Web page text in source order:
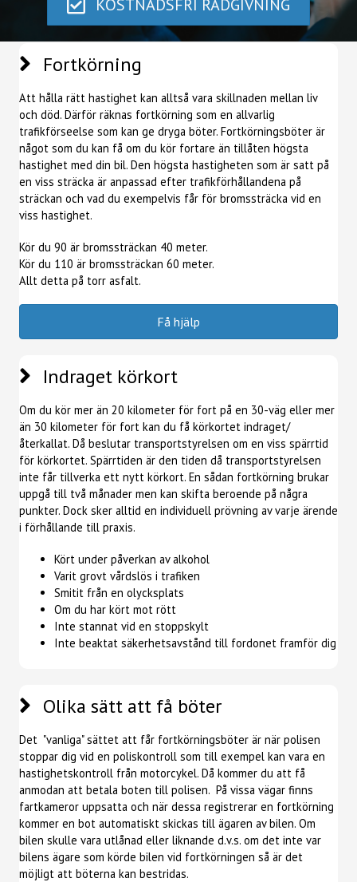
KOSTNADSFRI RÅDGIVNING
Fortkörning
Att hålla rätt hastighet kan alltså vara skillnaden mellan liv
och död. Därför räknas fortkörning som en allvarlig
trafikförseelse som kan ge dryga böter. Fortkörningsböter är
något som du kan få om du kör fortare än tillåten högsta
hastighet med din bil. Den högsta hastigheten som är satt på
en viss sträcka är anpassad efter trafikförhållandena på
sträckan och vad du exempelvis får för bromssträcka vid en
viss hastighet.
Kör du 90 är bromssträckan 40 meter.
Kör du 110 är bromssträckan 60 meter.
Allt detta på torr asfalt.
Få hjälp
Indraget körkort
Om du kör mer än 20 kilometer för fort på en 30-väg eller mer
än 30 kilometer för fort kan du få körkortet indraget/
återkallat. Då beslutar transportstyrelsen om en viss spärrtid
för körkortet. Spärrtiden är den tiden då transportstyrelsen
inte får tillverka ett nytt körkort. En sådan fortkörning brukar
uppgå till två månader men kan skifta beroende på några
punkter. Dock sker alltid en individuell prövning av varje ärende
i förhållande till praxis.
Kört under påverkan av alkohol
Varit grovt vårdslös i trafiken
Smitit från en olycksplats
Om du har kört mot rött
Inte stannat vid en stoppskylt
Inte beaktat säkerhetsavstånd till fordonet framför dig
Olika sätt att få böter
Det "vanliga" sättet att får fortkörningsböter är när polisen
stoppar dig vid en poliskontroll som till exempel kan vara en
hastighetskontroll från motorcykel. Då kommer du att få
anmodan att betala boten till polisen. På vissa vägar finns
fartkameror uppsatta och när dessa registrerar en fortkörning
kommer en bot automatiskt skickas till ägaren av bilen. Om
bilen skulle vara utlånad eller liknande d.v.s. om det inte var
bilens ägare som körde bilen vid fortkörningen så är det
möjligt att böterna kan bestridas.